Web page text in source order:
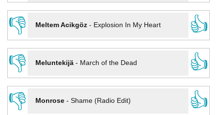
👎
Meltem Acikgöz- Explosion In My Heart
👍
👎
Meluntekijä- March of the Dead
👍
👎
Monrose- Shame (Radio Edit)
👍